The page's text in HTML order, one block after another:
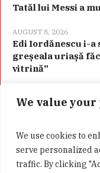
We value
We use cookies to
serve personalized
traffic. By clicking
Tatăl lui Messi a
AUGUST 8, 2026
Edi Iordănescu i-a
greșeala uriașă
vitrină”
Categorii